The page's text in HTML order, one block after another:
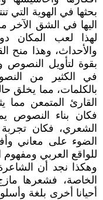
بحثها في الهوية التي
اليها في الشق
لهذا لعب المكان
والأحداث، وهذا منح
بقوة لتأويل النصوص
في الكثير من
بالكلمات، مما يخلق
القارئ المتمعن مما
فكان بناء النصوص
الشعري، فكان
الضوء على معاني
للواقع العربي
وهكذا نجد أن
الخاصة، فشعرها
أحيانا أخرى بلغة